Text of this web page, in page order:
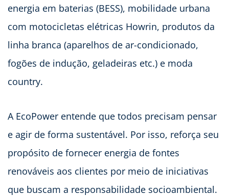
energia em baterias (BESS), mobilidade urbana
com motocicletas elétricas Howrin, produtos da
linha branca (aparelhos de ar-condicionado,
fogões de indução, geladeiras etc.) e moda
country.
A EcoPower entende que todos precisam pensar
e agir de forma sustentável. Por isso, reforça seu
propósito de fornecer energia de fontes
renováveis aos clientes por meio de iniciativas
que buscam a responsabilidade socioambiental.